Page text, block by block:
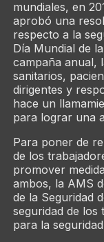
mundiales, en
aprobó una
respecto a la
Día Mundial de
campaña anual,
sanitarios,
dirigentes y
hace un
para lograr una
Para poner de
de los
promover
ambos, la AMS
de la Seguridad
seguridad de los
para la